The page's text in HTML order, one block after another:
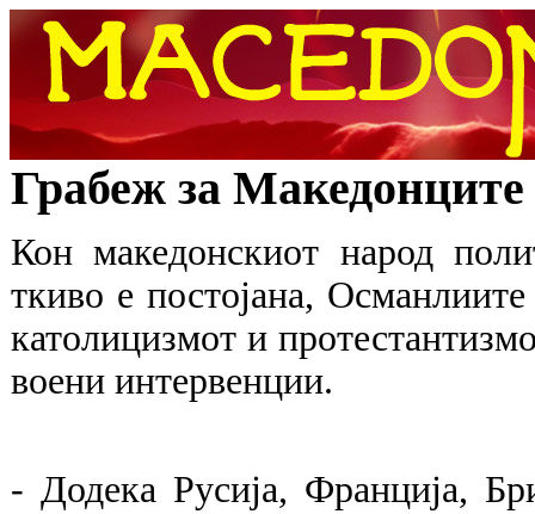
Грабеж за
Кон македонскиот народ
ткиво е постојана,
католицизмот и
воени интервенции.
- Додека Русија, Франција,